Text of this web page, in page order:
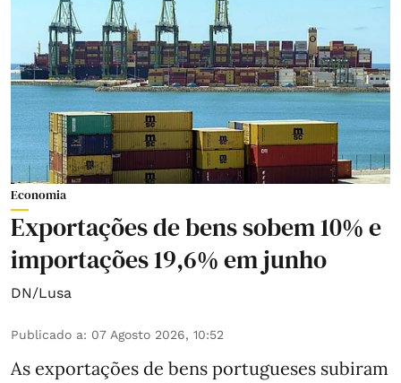
Economia
Exportações de bens sobem 10% e
importações 19,6% em junho
DN/Lusa
Publicado a: 07 Agosto 2026, 10:52
As exportações de bens portugueses subiram